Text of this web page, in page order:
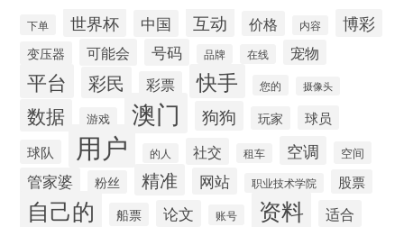
下单 世界杯 中国 互动 价格 内容 博彩
变压器 可能会 号码 品牌 在线 宠物
平台 彩民 彩票 快手 您的 摄像头
数据 游戏 澳门 狗狗 玩家
球员
球队
用户 的人 社交 租车 空调 空间
管家婆 粉丝 精准 网站 职业技术学院 股票
自己的 船票 论文 账号 资料 适合